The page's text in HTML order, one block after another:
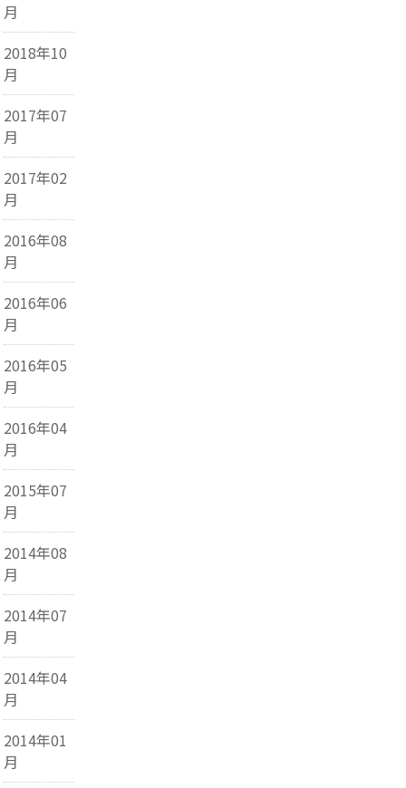
月
2018年10
月
2017年07
月
2017年02
月
2016年08
月
2016年06
月
2016年05
月
2016年04
月
2015年07
月
2014年08
月
2014年07
月
2014年04
月
2014年01
月